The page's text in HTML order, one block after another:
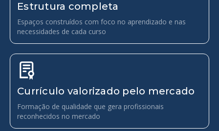
Estrutura completa
Espaços construídos com foco no aprendizado e nas
necessidades de cada curso
Currículo valorizado pelo mercado
Formação de qualidade que gera profissionais
reconhecidos no mercado